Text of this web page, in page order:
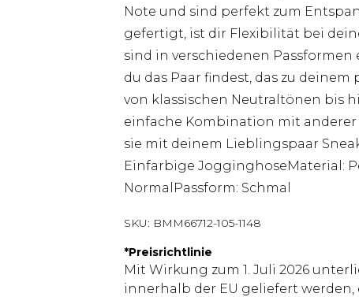
Note und sind perfekt zum
gefertigt, ist dir Flexibilität bei
sind in verschiedenen
du das Paar findest, das zu
von klassischen Neutraltönen bis
einfache Kombination mit
sie mit deinem Lieblingspaar
Einfarbige JogginghoseMaterial:
NormalPassform: Schmal
SKU: BMM66712-105-1148
*Preisrichtlinie
Mit Wirkung zum 1. Juli 2026
innerhalb der EU geliefert